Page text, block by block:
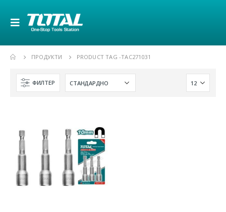
ПРОДУКТИ PRODUCT TAG -TAC271031
ФИЛТЕР